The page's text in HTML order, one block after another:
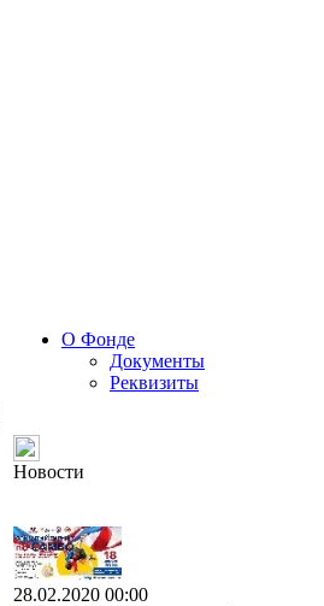
О Фонде
Документы
Реквизиты
Новости
28.02.2020 00:00